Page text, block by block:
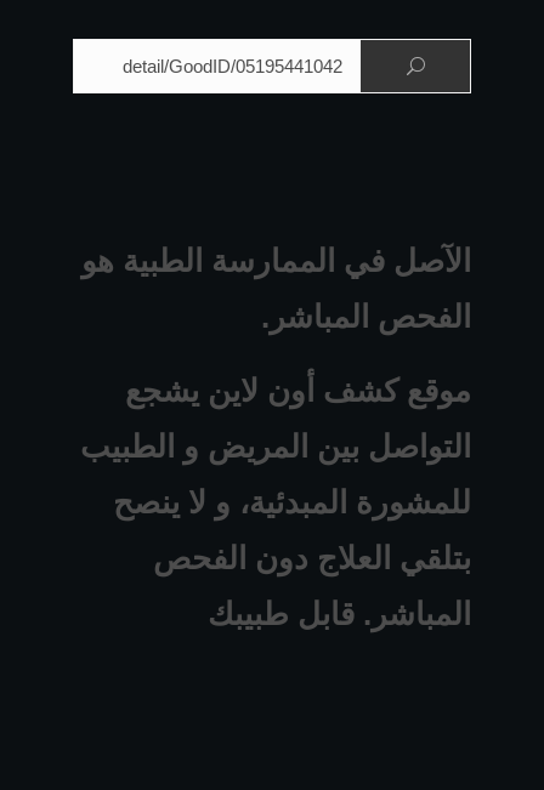
الآصل في الممارسة الطبية هو
الفحص المباشر.
موقع كشف أون لاين يشجع
التواصل بين المريض و الطبيب
للمشورة المبدئية، و لا ينصح
بتلقي العلاج دون الفحص
المباشر. قابل طبيبك